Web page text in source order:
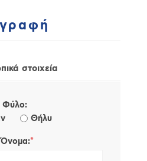
στοιχεία
Φύλο:
Θήλυ
Όνομα:*